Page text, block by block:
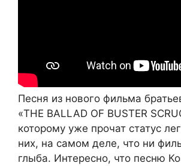
Песня из нового фильма
«THE BALLAD OF BUSTER
которому уже прочат статус
них, на самом деле, что ни
глыба. Интересно, что песню